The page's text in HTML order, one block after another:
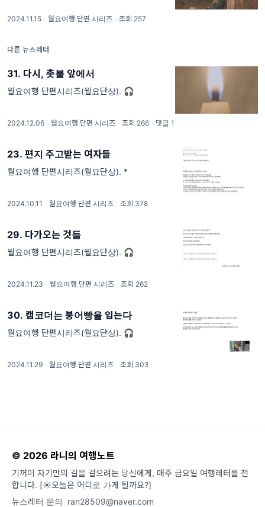
2024.11.15 · 월요여행 단편 시리즈 · 조회 257
다른 뉴스레터
31. 다시, 촛불 앞에서
월요여행 단편시리즈(월요단상). 🎧
2024.12.06 · 월요여행 단편 시리즈 · 조회 266 · 댓글 1
23. 편지 주고받는 여자들
월요여행 단편시리즈(월요단상). *
2024.10.11 · 월요여행 단편 시리즈 · 조회 378
29. 다가오는 것들
월요여행 단편시리즈(월요단상). 🎧
2024.11.23 · 월요여행 단편 시리즈 · 조회 262
30. 캠코더는 붕어빵을 입는다
월요여행 단편시리즈(월요단상). 🎧
2024.11.29 · 월요여행 단편 시리즈 · 조회 303
© 2026 라니의 여행노트
기꺼이 자기만의 길을 걸으려는 당신에게, 매주 금요일 여행레터를 전
합니다. [☀️오늘은 어디로 가게 될까요?]
뉴스레터 문의
ran28509@naver.com